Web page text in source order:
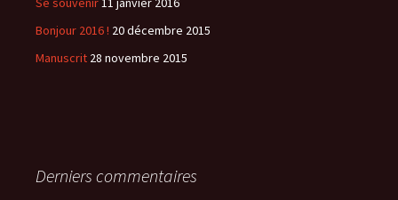
Bonjour 2016 ! 20 décembre 2015
Manuscrit 28 novembre 2015
Derniers commentaires